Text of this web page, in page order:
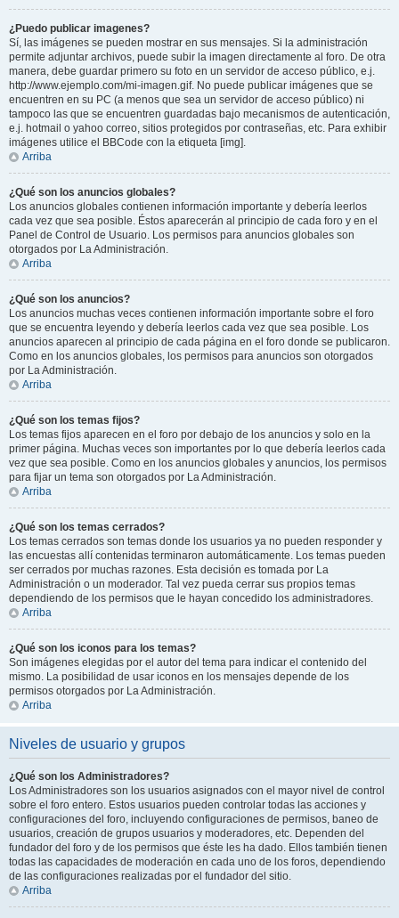
¿Puedo publicar imagenes?
Sí, las imágenes se pueden mostrar en sus mensajes. Si la administración
permite adjuntar archivos, puede subir la imagen directamente al foro. De otra
manera, debe guardar primero su foto en un servidor de acceso público, e.j.
http://www.ejemplo.com/mi-imagen.gif. No puede publicar imágenes que se
encuentren en su PC (a menos que sea un servidor de acceso público) ni
tampoco las que se encuentren guardadas bajo mecanismos de autenticación,
e.j. hotmail o yahoo correo, sitios protegidos por contraseñas, etc. Para exhibir
imágenes utilice el BBCode con la etiqueta [img].
Arriba
¿Qué son los anuncios globales?
Los anuncios globales contienen información importante y debería leerlos
cada vez que sea posible. Éstos aparecerán al principio de cada foro y en el
Panel de Control de Usuario. Los permisos para anuncios globales son
otorgados por La Administración.
Arriba
¿Qué son los anuncios?
Los anuncios muchas veces contienen información importante sobre el foro
que se encuentra leyendo y debería leerlos cada vez que sea posible. Los
anuncios aparecen al principio de cada página en el foro donde se publicaron.
Como en los anuncios globales, los permisos para anuncios son otorgados
por La Administración.
Arriba
¿Qué son los temas fijos?
Los temas fijos aparecen en el foro por debajo de los anuncios y solo en la
primer página. Muchas veces son importantes por lo que debería leerlos cada
vez que sea posible. Como en los anuncios globales y anuncios, los permisos
para fijar un tema son otorgados por La Administración.
Arriba
¿Qué son los temas cerrados?
Los temas cerrados son temas donde los usuarios ya no pueden responder y
las encuestas allí contenidas terminaron automáticamente. Los temas pueden
ser cerrados por muchas razones. Esta decisión es tomada por La
Administración o un moderador. Tal vez pueda cerrar sus propios temas
dependiendo de los permisos que le hayan concedido los administradores.
Arriba
¿Qué son los iconos para los temas?
Son imágenes elegidas por el autor del tema para indicar el contenido del
mismo. La posibilidad de usar iconos en los mensajes depende de los
permisos otorgados por La Administración.
Arriba
Niveles de usuario y grupos
¿Qué son los Administradores?
Los Administradores son los usuarios asignados con el mayor nivel de control
sobre el foro entero. Estos usuarios pueden controlar todas las acciones y
configuraciones del foro, incluyendo configuraciones de permisos, baneo de
usuarios, creación de grupos usuarios y moderadores, etc. Dependen del
fundador del foro y de los permisos que éste les ha dado. Ellos también tienen
todas las capacidades de moderación en cada uno de los foros, dependiendo
de las configuraciones realizadas por el fundador del sitio.
Arriba